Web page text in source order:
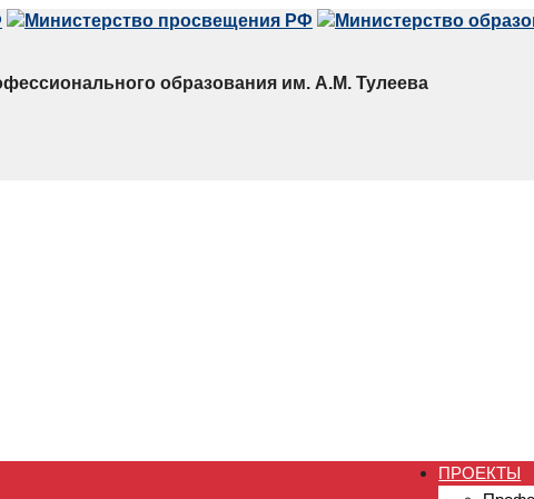
образования им. А.М. Тулеева
ПРОЕКТЫ